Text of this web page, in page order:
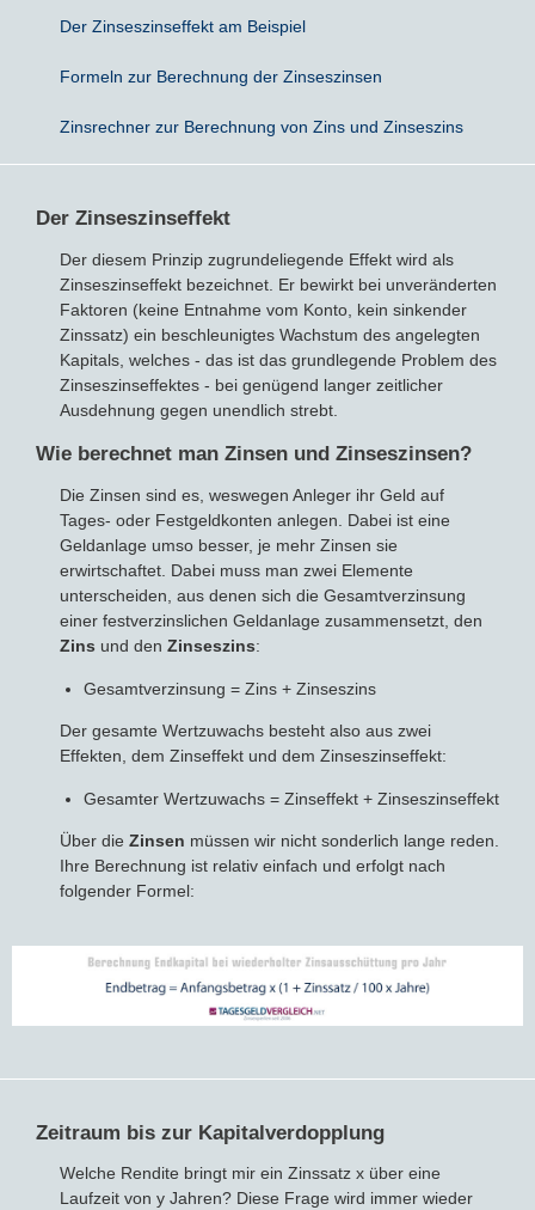
Der Zinseszinseffekt am Beispiel
Formeln zur Berechnung der Zinseszinsen
Zinsrechner zur Berechnung von Zins und Zinseszins
Der Zinseszinseffekt
Der diesem Prinzip zugrundeliegende Effekt wird als
Zinseszinseffekt bezeichnet. Er bewirkt bei unveränderten
Faktoren (keine Entnahme vom Konto, kein sinkender
Zinssatz) ein beschleunigtes Wachstum des angelegten
Kapitals, welches - das ist das grundlegende Problem des
Zinseszinseffektes - bei genügend langer zeitlicher
Ausdehnung gegen unendlich strebt.
Wie berechnet man Zinsen und Zinseszinsen?
Die Zinsen sind es, weswegen Anleger ihr Geld auf
Tages- oder Festgeldkonten anlegen. Dabei ist eine
Geldanlage umso besser, je mehr Zinsen sie
erwirtschaftet. Dabei muss man zwei Elemente
unterscheiden, aus denen sich die Gesamtverzinsung
einer festverzinslichen Geldanlage zusammensetzt, den
Zins und den Zinseszins:
Gesamtverzinsung = Zins + Zinseszins
Der gesamte Wertzuwachs besteht also aus zwei
Effekten, dem Zinseffekt und dem Zinseszinseffekt:
Gesamter Wertzuwachs = Zinseffekt + Zinseszinseffekt
Über die Zinsen müssen wir nicht sonderlich lange reden.
Ihre Berechnung ist relativ einfach und erfolgt nach
folgender Formel:
Zeitraum bis zur Kapitalverdopplung
Welche Rendite bringt mir ein Zinssatz x über eine
Laufzeit von y Jahren? Diese Frage wird immer wieder